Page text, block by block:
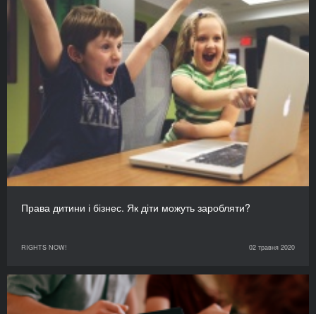
Права дитини і бізнес. Як діти можуть заробляти?
RIGHTS NOW! 02 травня 2020